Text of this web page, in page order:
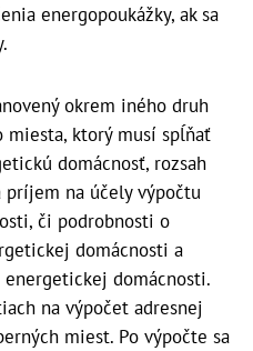
energopoukážky, ak sa
okrem iného druh
miesta, ktorý musí spĺňať
domácnosť, rozsah
príjem na účely výpočtu
či podrobnosti o
domácnosti a
domácnosti.
na výpočet adresnej
miest. Po výpočte sa